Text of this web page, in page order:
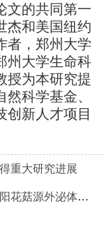
文的共同第一
杰和美国纽约
者，郑州大学
州大学生命科
授为本研究提
科学基金、
创新人才项目
重大研究进展
防护作用研究方面取得进展